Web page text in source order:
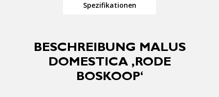
Spezifikationen
BESCHREIBUNG MALUS
DOMESTICA ‚RODE
BOSKOOP‘